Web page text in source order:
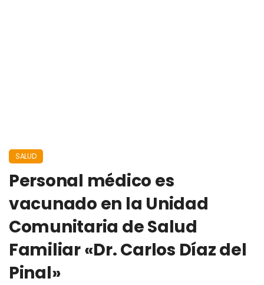
SALUD
Personal médico es
vacunado en la Unidad
Comunitaria de Salud
Familiar «Dr. Carlos Díaz del
Pinal»